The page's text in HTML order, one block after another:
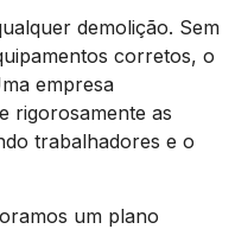
demolição. Sem
corretos, o
empresa
rigorosamente as
trabalhadores e o
um plano